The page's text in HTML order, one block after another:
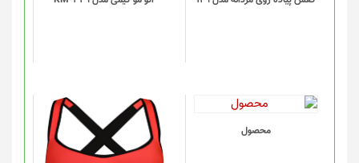
محصول
شوند
محصول
این
محصول
دارای